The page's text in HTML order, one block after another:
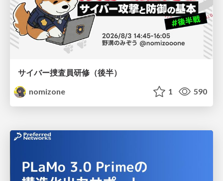
サイバー捜査員研修（後半）
nomizone
1 590